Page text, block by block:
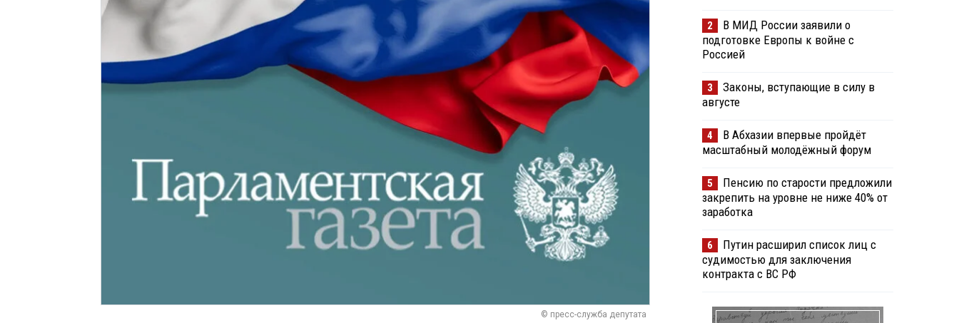
© пресс-служба депутата
2
В МИД России заявили о
подготовке Европы к войне с
Россией
3
Законы, вступающие в силу в
августе
4
В Абхазии впервые пройдёт
масштабный молодёжный форум
5
Пенсию по старости предложили
закрепить на уровне не ниже 40% от
заработка
6
Путин расширил список лиц с
судимостью для заключения
контракта с ВС РФ